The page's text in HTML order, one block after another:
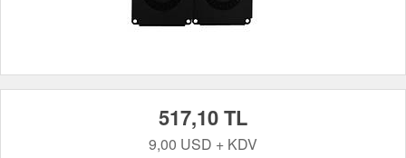
517,10 TL
9,00 USD + KDV